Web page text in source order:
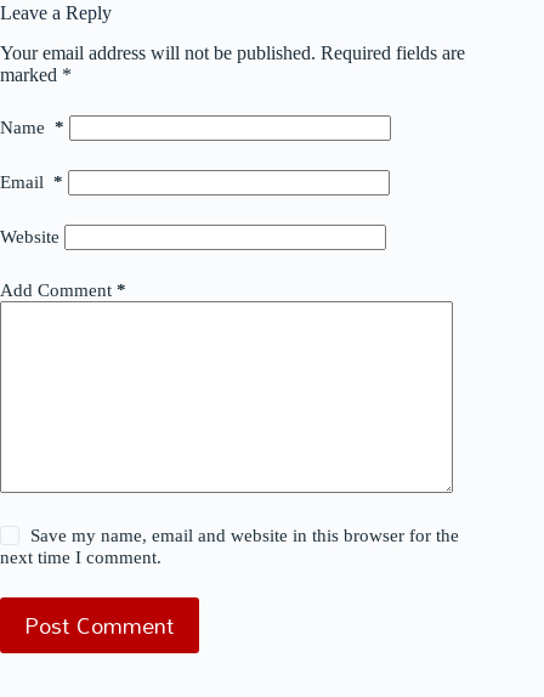
Leave a Reply
Your email address will not be published. Required fields are
marked *
Name *
Email *
Website
Add Comment *
Save my name, email and website in this browser for the
next time I comment.
Post Comment